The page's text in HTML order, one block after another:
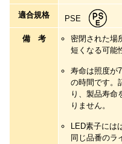
適合規格 PSE
備考
密閉された場
短くなる可能
寿命は照度が
の時間です。
り、製品寿命
りません。
LED素子には
同じ品番のラ